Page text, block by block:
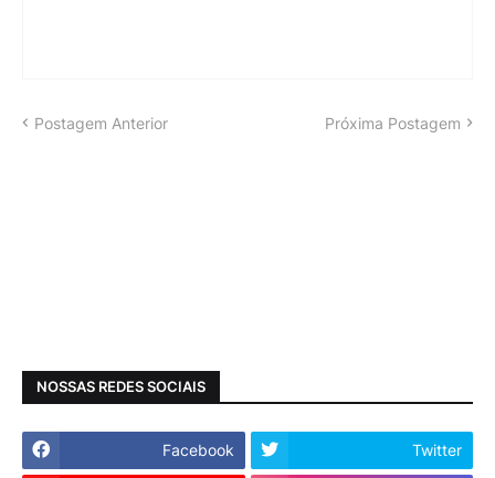
Postagem Anterior Próxima Postagem
NOSSAS REDES SOCIAIS
Facebook Twitter